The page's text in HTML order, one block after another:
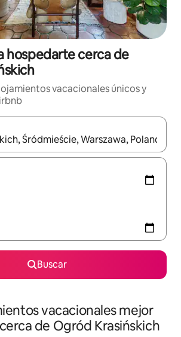
hospedarte cerca de
vacacionales únicos y
estén disponibles, podrás navegar
Buscar
vacacionales mejor
de Ogród Krasińskich